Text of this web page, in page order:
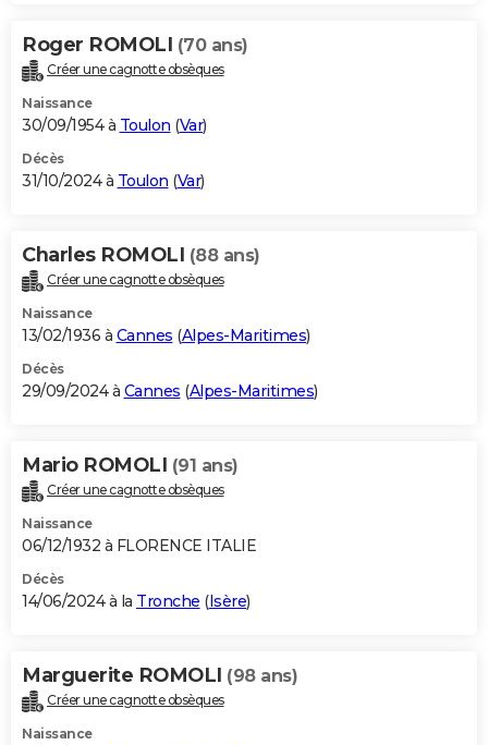
Roger ROMOLI (70 ans)
Créer une cagnotte obsèques
Naissance
30/09/1954 à Toulon (Var)
Décès
31/10/2024 à Toulon (Var)
Charles ROMOLI (88 ans)
Créer une cagnotte obsèques
Naissance
13/02/1936 à Cannes (Alpes-Maritimes)
Décès
29/09/2024 à Cannes (Alpes-Maritimes)
Mario ROMOLI (91 ans)
Créer une cagnotte obsèques
Naissance
06/12/1932 à FLORENCE ITALIE
Décès
14/06/2024 à la Tronche (Isère)
Marguerite ROMOLI (98 ans)
Créer une cagnotte obsèques
Naissance